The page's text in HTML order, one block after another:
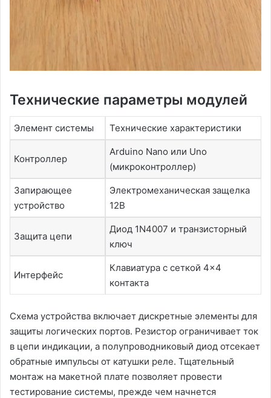
Технические параметры модулей
Элемент системы Технические характеристики
Контроллер
Arduino Nano или Uno
(микроконтроллер)
Запирающее
устройство
Электромеханическая защелка
12В
Защита цепи
Диод 1N4007 и транзисторный
ключ
Интерфейс
Клавиатура с сеткой 4×4
контакта
Схема устройства включает дискретные элементы для
защиты логических портов. Резистор ограничивает ток
в цепи индикации, а полупроводниковый диод отсекает
обратные импульсы от катушки реле. Тщательный
монтаж на макетной плате позволяет провести
тестирование системы, прежде чем начнется